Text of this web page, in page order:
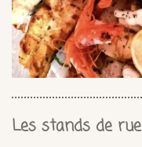
Les stands de rue